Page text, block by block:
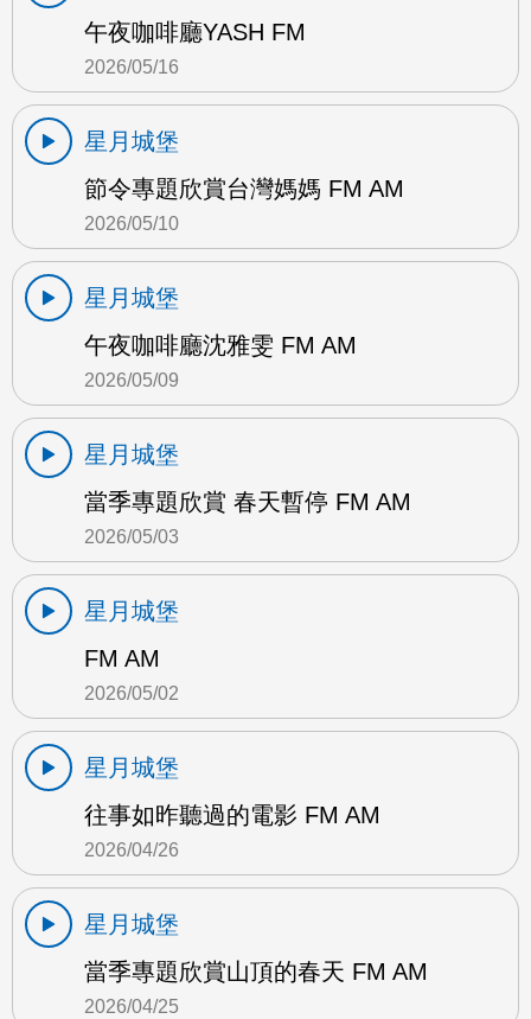
午夜咖啡廳YASH FM
2026/05/16
星月城堡
節令專題欣賞台灣媽媽 FM AM
2026/05/10
星月城堡
午夜咖啡廳沈雅雯 FM AM
2026/05/09
星月城堡
當季專題欣賞 春天暫停 FM AM
2026/05/03
星月城堡
FM AM
2026/05/02
星月城堡
往事如昨聽過的電影 FM AM
2026/04/26
星月城堡
當季專題欣賞山頂的春天 FM AM
2026/04/25